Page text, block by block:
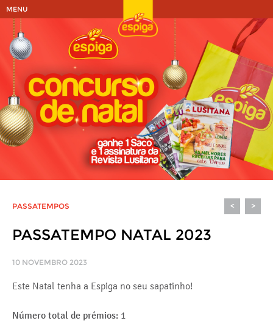
MENU
PASSATEMPOS < >
PASSATEMPO NATAL 2023
10 NOVEMBRO 2023
Este Natal tenha a Espiga no seu sapatinho!
Número total de prémios: 1